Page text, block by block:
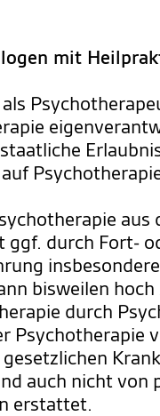
mit
aus
ggf. durch Fort-
bisweilen
durch
Psychotherapie
auch nicht von
erstattet.